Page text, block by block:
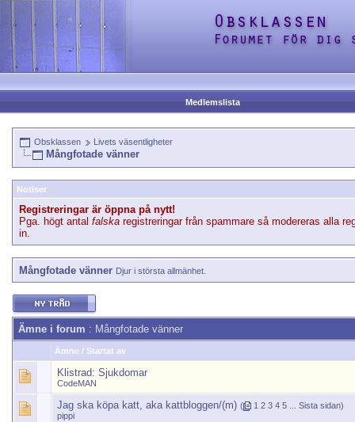
Medlemslista
Obsklassen Livets väsentligheter
Mångfotade vänner
Notiser
Registreringar är öppna på nytt!
Pga. högt antal falska registreringar från spammare så modereras alla
in.
Mångfotade vänner Djur i största allmänhet.
Ämne i forum : Mångfotade vänner
Ämne / Startat av
Klistrad: Sjukdomar
CodeMAN
Jag ska köpa katt, aka kattbloggen/(m) ( 1 2 3 4 5 Sista sidan)
pippi